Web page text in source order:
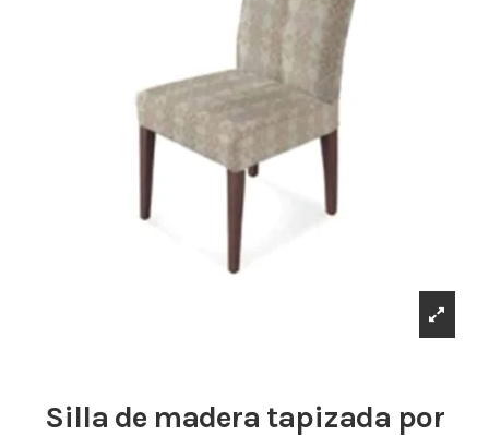
Silla de madera tapizada por